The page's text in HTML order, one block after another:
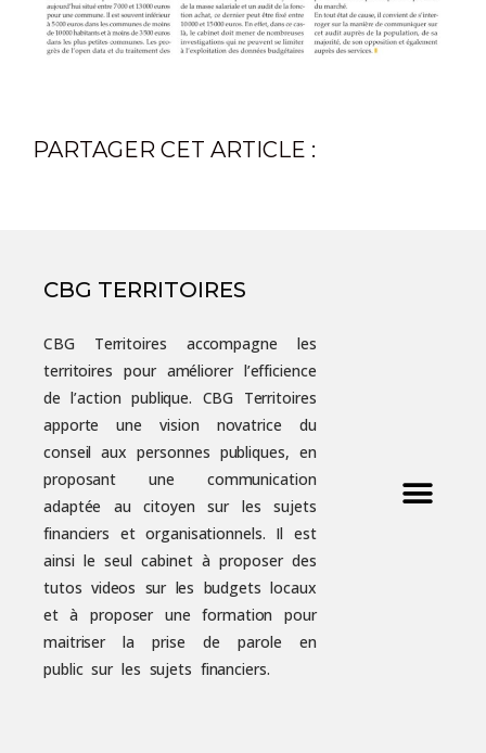
PARTAGER CET ARTICLE :
CBG TERRITOIRES
CBG Territoires accompagne les
territoires pour améliorer l’efficience
de l’action publique. CBG Territoires
apporte une vision novatrice du
conseil aux personnes publiques, en
proposant une communication
adaptée au citoyen sur les sujets
financiers et organisationnels. Il est
ainsi le seul cabinet à proposer des
tutos videos sur les budgets locaux
et à proposer une formation pour
maitriser la prise de parole en
public sur les sujets financiers.